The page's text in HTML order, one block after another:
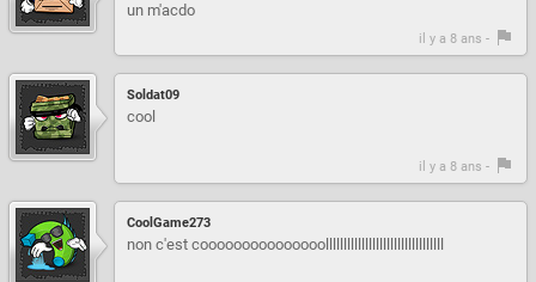
un m'acdo
il y a 8 ans -
Soldat09
cool
il y a 8 ans -
CoolGame273
non c'est cooooooooooooooolllllllllllllllllllllllllllllllll